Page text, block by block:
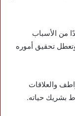
من الأسباب
تحقيق أموره
والعلاقات
بشريك حياته.